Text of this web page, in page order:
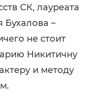
СК, лауреата
–
не стоит
Никитичну
и методу